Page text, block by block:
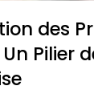
des
Un Pilier